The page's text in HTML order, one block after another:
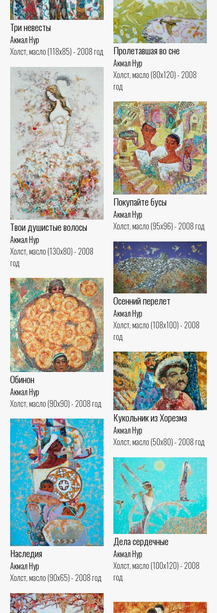
Три невесты
Акмал Нур
Холст, масло (118x85) - 2008 год
Пролетавшая во сне
Акмал Нур
Холст, масло (80x120) - 2008
год
Твои душистые волосы
Акмал Нур
Холст, масло (130x80) - 2008
год
Покупайте бусы
Акмал Нур
Холст, масло (95x96) - 2008 год
Осенний перелет
Акмал Нур
Холст, масло (108x100) - 2008
год
Обинон
Акмал Нур
Холст, масло (90x90) - 2008 год
Кукольник из Хорезма
Акмал Нур
Холст, масло (50x80) - 2008 год
Наследия
Акмал Нур
Холст, масло (90x65) - 2008 год
Дела сердечные
Акмал Нур
Холст, масло (100x120) - 2008
год